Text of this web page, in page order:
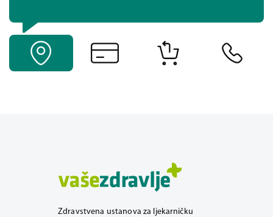
Zdravstvena ustanova za ljekarničku